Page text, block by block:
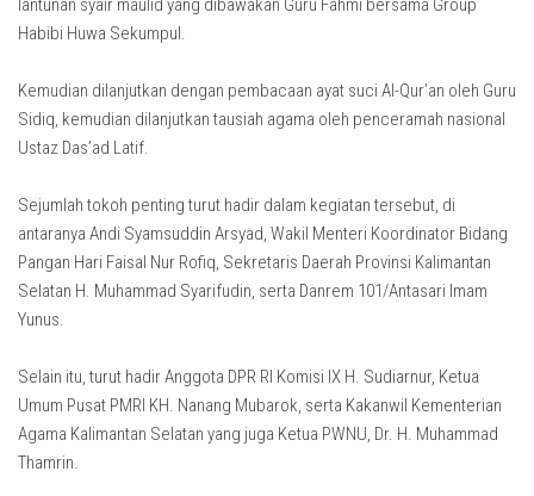
lantunan syair maulid yang dibawakan Guru Fahmi bersama Group
Habibi Huwa Sekumpul.
Kemudian dilanjutkan dengan pembacaan ayat suci Al-Qur’an oleh Guru
Sidiq, kemudian dilanjutkan tausiah agama oleh penceramah nasional
Ustaz Das’ad Latif.
Sejumlah tokoh penting turut hadir dalam kegiatan tersebut, di
antaranya Andi Syamsuddin Arsyad, Wakil Menteri Koordinator Bidang
Pangan Hari Faisal Nur Rofiq, Sekretaris Daerah Provinsi Kalimantan
Selatan H. Muhammad Syarifudin, serta Danrem 101/Antasari Imam
Yunus.
Selain itu, turut hadir Anggota DPR RI Komisi IX H. Sudiarnur, Ketua
Umum Pusat PMRI KH. Nanang Mubarok, serta Kakanwil Kementerian
Agama Kalimantan Selatan yang juga Ketua PWNU, Dr. H. Muhammad
Thamrin.